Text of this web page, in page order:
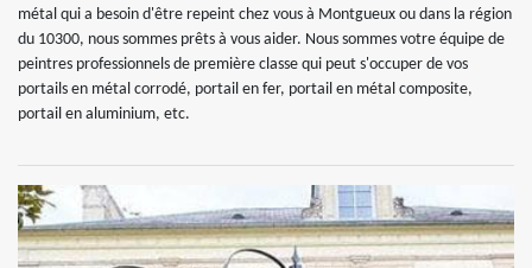
métal qui a besoin d'être repeint chez vous à Montgueux ou dans la région
du 10300, nous sommes prêts à vous aider. Nous sommes votre équipe de
peintres professionnels de première classe qui peut s'occuper de vos
portails en métal corrodé, portail en fer, portail en métal composite,
portail en aluminium, etc.